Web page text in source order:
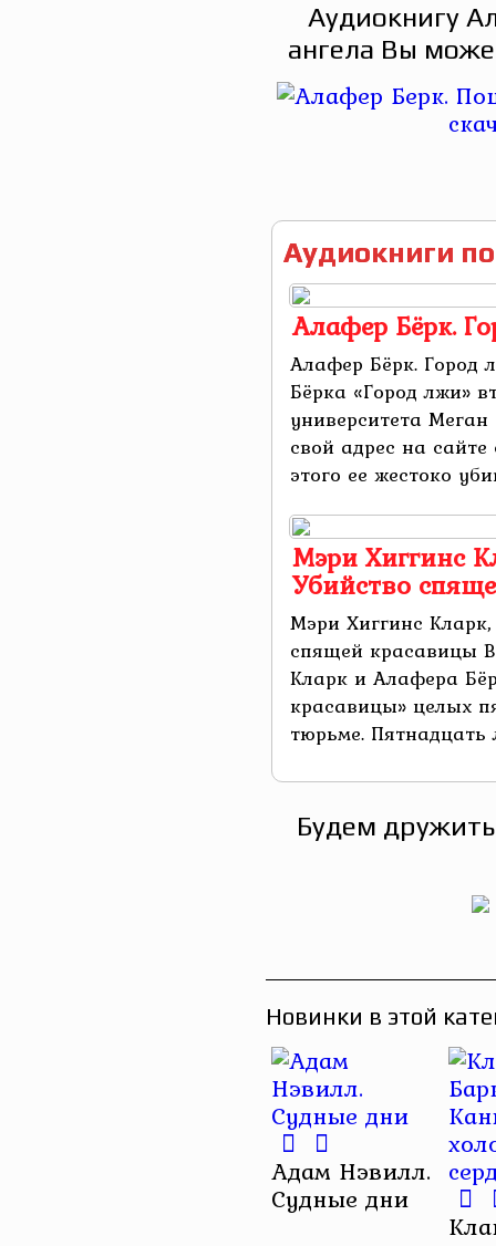
Аудиокнигу
ангела Вы
Аудиокниги
Алафер Бёрк.
Алафер Бёрк. Город
Бёрка «Город лжи»
университета
свой адрес на сайте
этого ее жестоко
Мэри Хиггинс
Убийство
Мэри Хиггинс
спящей красавицы
Кларк и Алафера
красавицы» целых
тюрьме. Пятнадцать
Будем
Новинки в этой
Адам Нэвилл.
Судные дни